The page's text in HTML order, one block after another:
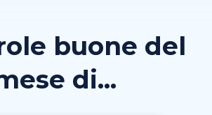
buone del
di...